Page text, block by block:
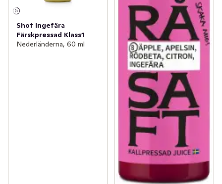
Shot Ingefära
Färskpressad Klass1
Nederländerna, 60 ml